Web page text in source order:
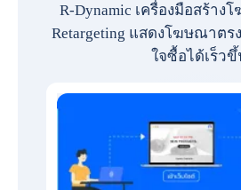
R-Dynamic เครื่องมือสร้าง
Retargeting แสดงโฆษณาตร
ใจซื้อได้เร็ว